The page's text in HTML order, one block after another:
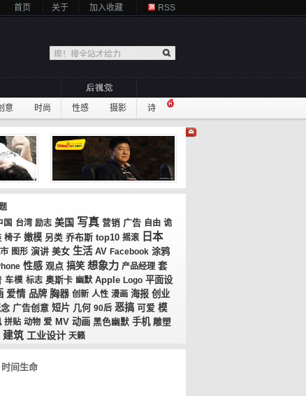
首页 关于 加入收藏 RSS
意 时尚 性感 摄影 诗
国 台湾 励志 美国 写真 营销 广告 自由 诡
椅子 嫩模 另类 乔布斯 top10 摇滚 日本
图形 演讲 美女 生活 AV Facebook 涂鸦
性感 观点 搞笑 想象力 产品经理 套
车模 标志 奥斯卡 幽默 Apple Logo 平面设
爱情 品牌 胸器 创新 人性 漫画 海报 创业
广告创意 短片 几何 90后 恶搞 可爱 模
拼贴 动物 爱 MV 动画 黑色幽默 手机 雕塑
建筑 工业设计 天籁
时间生命